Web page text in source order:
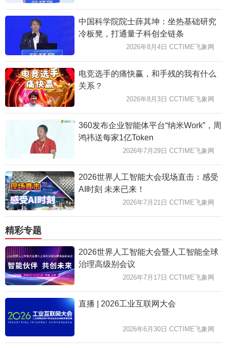
中国科学院院士薛其坤：坐热基础研究
冷板凳，打通量子科创全链条
2026年8月4日 CCTIME飞象网
电竞选手的痛快赢，和手残的我有什么
关系？
2026年8月3日 CCTIME飞象网
360发布企业智能体平台“纳米Work”，周
鸿祎送每家1亿Token
2026年7月29日 CCTIME飞象网
2026世界人工智能大会现场直击：感受
AI时刻 未来已来！
2026年7月21日 CCTIME飞象网
精彩专题
2026世界人工智能大会暨人工智能全球
治理高级别会议
2026年7月17日 CCTIME飞象网
直播 | 2026工业互联网大会
2026年6月30日 CCTIME飞象网